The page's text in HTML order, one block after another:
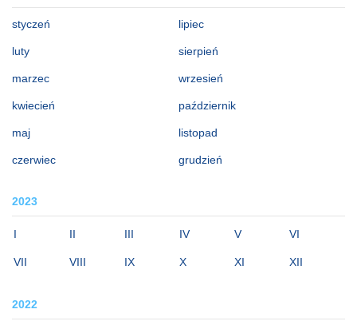
styczeń
luty
marzec
kwiecień
maj
czerwiec
lipiec
sierpień
wrzesień
październik
listopad
grudzień
2023
I II III IV V VI
VII VIII IX X XI XII
2022